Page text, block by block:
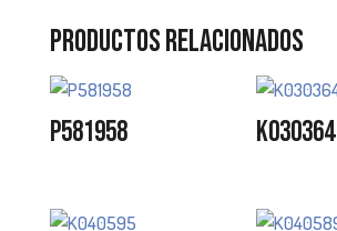
Productos relacionados
P581958 K030364